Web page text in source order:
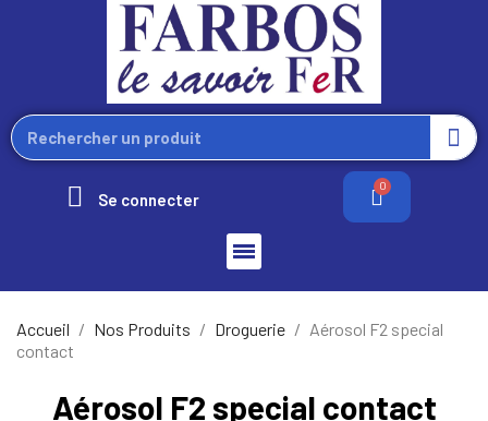
Se connecter
Accueil Nos Produits Droguerie
Aérosol F2 special
contact
Aérosol F2 special contact